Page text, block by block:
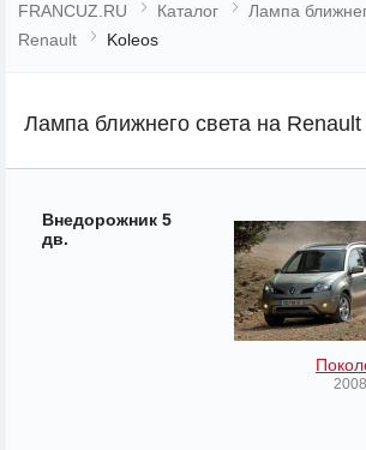
FRANCUZ.RU Каталог
Лампа
Renault
Koleos
Лампа ближнего света на
Внедорожник 5
дв.